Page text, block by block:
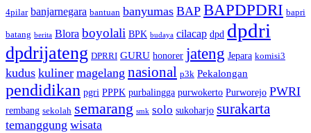
4pilar banjarnegara bantuan banyumas BAP BAPDPDRI bapri
batang berita Blora boyolali BPK budaya cilacap dpd dpdri
dpdrijateng DPRRI GURU honorer jateng Jepara komisi3
kudus kuliner magelang nasional p3k Pekalongan
pendidikan pgri PPPK purbalingga purwokerto Purworejo PWRI
rembang sekolah semarang smk solo sukoharjo surakarta
temanggung wisata